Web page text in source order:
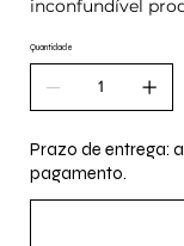
inconfundível
Quantidade
Prazo de entrega:
pagamento.